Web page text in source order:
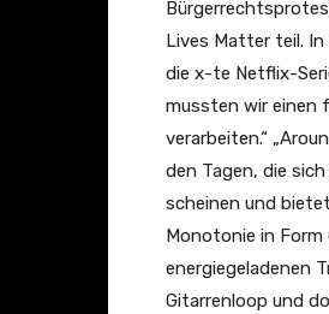
Lives Matter teil. In
die x-te Netflix-
mussten wir einen
verarbeiten.“
den Tagen, die
scheinen und
Monotonie in Form
energiegeladenen
Gitarrenloop und